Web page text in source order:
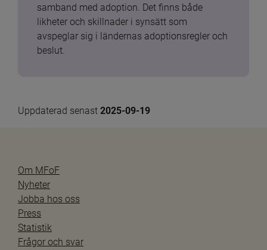
samband med adoption. Det finns både
likheter och skillnader i synsätt som
avspeglar sig i ländernas adoptionsregler och
beslut.
Uppdaterad senast 2025-09-19
Om MFoF
Nyheter
Jobba hos oss
Press
Statistik
Frågor och svar